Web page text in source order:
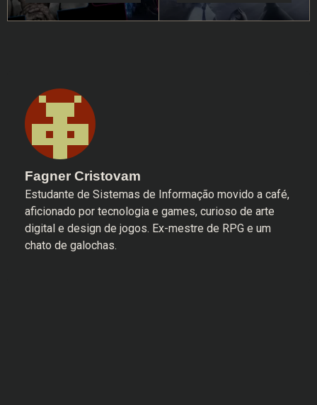
Fagner Cristovam
Estudante de Sistemas de Informação movido a café,
aficionado por tecnologia e games, curioso de arte
digital e design de jogos. Ex-mestre de RPG e um
chato de galochas.